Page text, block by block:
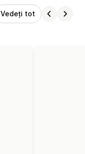
Vedeți tot